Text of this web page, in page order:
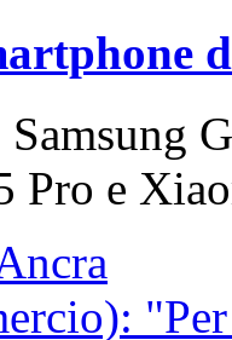
Pro e